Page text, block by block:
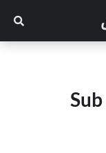
كيفية إنشاء دومين فرعي Sub